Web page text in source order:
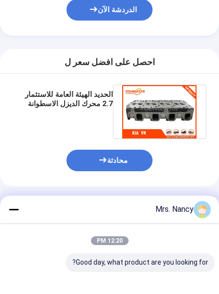
كامل الاسطوانة
المحرك توصيل رود
محرك الروك ذراع
إصلاح رئيس اسطوانة
أسطوانة رأس حشية
الدردشة الآن
احصل على افضل سعر ل
الحديد الهيئة العامة للاستثمار
2.7 محرك الديزل الاسطوانة
محادثة
المنتجات الموصى بها
Mrs. Nancy
12:20 PM
Good day, what product are you looking for?